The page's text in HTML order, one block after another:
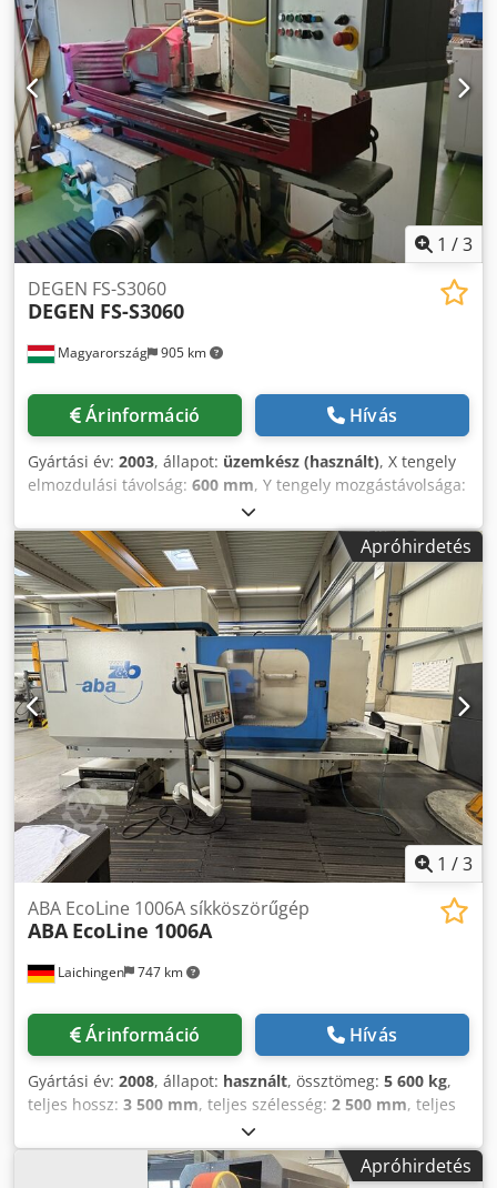
1 /3
Magyarország 905 km
DEGEN FS-S3060
DEGEN FS-S3060
Árinformáció Hívás
Gyártási év: 2003, állapot: üzemkész (használt), X tengely
elmozdulási távolság: 600 mm, Y tengely mozgástávolsága:
2 000 kg, asztalterhelés:
tengelyek száma:2, 2003-ban gyártott felületcsiszoló gép.
Ez a DEGEN FS-S3060 600 mm X-tengelyes és 300 mm Y-
tengelyes elmozdulással rendelkezik. Az asztal mérete 600
× 300 mm, maximális terhelhetősége pedig 300 kg. Ha
kiváló minőségű csiszolási képességekre vágyik, vegye
fontolóra az általunk eladásra kínált DEGEN FS-S3060
gépet. További részletekért vegye fel velünk a kapcsolatot.
Dcodey I U Hbjpfx Acajk • Asztal mérete: 600 × 300 mm
Apróhirdetés
1 /3
Laichingen 747 km
ABA EcoLine 1006A síkköszörűgép
ABA EcoLine 1006A
Árinformáció Hívás
Gyártási év: 2008, állapot: használt, össztömeg: 5 600 kg,
teljes hossz: 3 500 mm, teljes szélesség: 2 500 mm, teljes
, Gép száma: 209311 Vezérlés: LC
vezérlés érintőképernyős panellel Mozgástartományok: X:
1000 mm Y: 600 mm Z: kb. 700 mm (asztal és orsóközép
Apróhirdetés